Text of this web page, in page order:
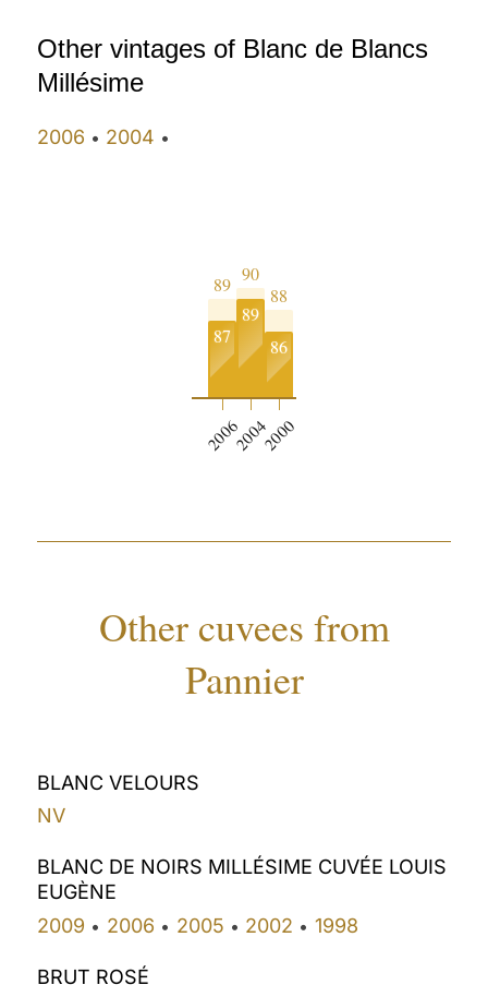
Other vintages of Blanc de Blancs
Millésime
2006 • 2004 •
89
87
2006
90
89
2004
88
86
2000
Other cuvees from
Pannier
BLANC VELOURS
NV
BLANC DE NOIRS MILLÉSIME CUVÉE LOUIS
EUGÈNE
2009 • 2006 • 2005 • 2002 • 1998
BRUT ROSÉ